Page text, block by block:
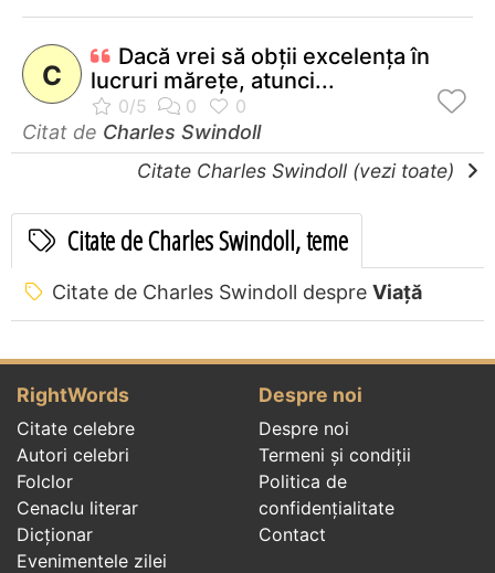
C
Dacă vrei să obţii excelenţa în
lucruri măreţe, atunci...
Citat de Charles Swindoll
Citate Charles Swindoll (vezi toate)
Citate de Charles Swindoll, teme
Citate de Charles Swindoll despre Viață
RightWords
Citate celebre
Autori celebri
Folclor
Cenaclu literar
Dicționar
Evenimentele zilei
Despre noi
Despre noi
Termeni și condiții
Politica de
confidenţialitate
Contact